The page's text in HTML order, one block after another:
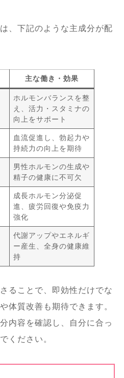
、下記のような主成分が配
主な働き・効果
ホルモンバランスを整
え、活力・スタミナの
向上をサポート
血流促進し、勃起力や
持続力の向上を期待
男性ホルモンの生成や
精子の健康に不可欠
成長ホルモン分泌促
進、疲労回復や免疫力
強化
代謝アップやエネルギ
ー産生、全身の健康維
持
ることで、即効性だけでな
体質改善も期待できます。
内容を確認し、自分に合っ
ください。